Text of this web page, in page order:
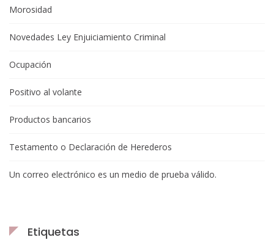
Morosidad
Novedades Ley Enjuiciamiento Criminal
Ocupación
Positivo al volante
Productos bancarios
Testamento o Declaración de Herederos
Un correo electrónico es un medio de prueba válido.
Etiquetas